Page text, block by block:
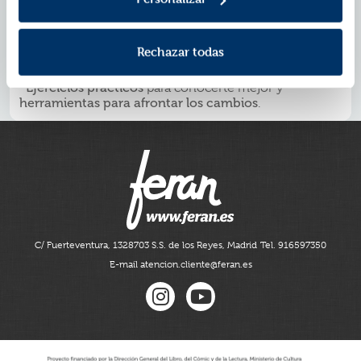
Rechazar todas
cada asignatura hasta cómo lidiar con los conflictos de
*Contenido práctico e ilustrado, fácil de leer, dividido
por las grandes preguntas antes de entrar al instituto.
*Ejercicios prácticospara conocerte mejor y
herramientas para afrontar los cambios.
C/ Fuerteventura, 1328703 S.S. de los Reyes, Madrid Tel. 916597350
E-mail atencion.cliente@feran.es